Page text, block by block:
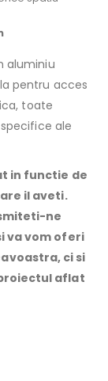
aluminiu
pentru acces
toate
ale
in functie de
il aveti.
ne
va vom oferi
ci si
aflat